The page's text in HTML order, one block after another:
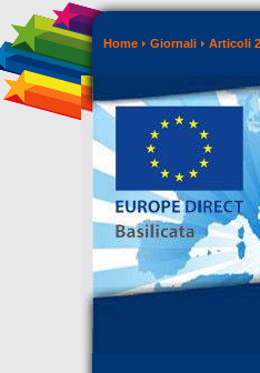
Home Giornali Articoli